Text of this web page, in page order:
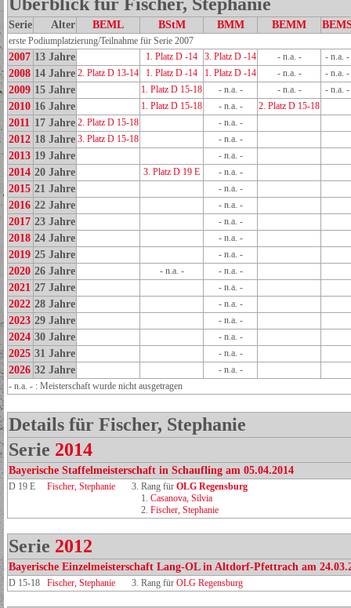
Serie Alter BEML BStM BMM BEMM
erste Podiumplatzierung/Teilnahme für Serie 2007
2007 13 Jahre 1. Platz D -14 3. Platz D -14 - n.a. - - n.a. -
2008 14 Jahre 2. Platz D 13-14 1. Platz D -14 1. Platz D -14 - n.a. - - n.a. -
2009 15 Jahre 1. Platz D 15-18 - n.a. - - n.a. - - n.a. -
2010 16 Jahre 1. Platz D 15-18 - n.a. - 2. Platz D 15-18
2011 17 Jahre 2. Platz D 15-18 - n.a. -
2012 18 Jahre 3. Platz D 15-18 - n.a. -
2013 19 Jahre - n.a. -
2014 20 Jahre 3. Platz D 19 E - n.a. -
2015 21 Jahre - n.a. -
2016 22 Jahre - n.a. -
2017 23 Jahre - n.a. -
2018 24 Jahre - n.a. -
2019 25 Jahre - n.a. -
2020 26 Jahre - n.a. - - n.a. -
2021 27 Jahre - n.a. -
2022 28 Jahre - n.a. -
2023 29 Jahre - n.a. -
2024 30 Jahre - n.a. -
2025 31 Jahre - n.a. -
2026 32 Jahre
- n.a. -
- n.a. - : Meisterschaft wurde nicht ausgetragen
Details für Fischer, Stephanie
Serie 2014
Bayerische Staffelmeisterschaft in Schaufling am 05.04.2014
D 19 E Fischer, Stephanie 3. Rang für OLG Regensburg
1. Casanova, Silvia
2. Fischer, Stephanie
Serie 2012
Bayerische Einzelmeisterschaft Lang-OL in Altdorf-Pfettrach am
D 15-18 Fischer, Stephanie 3. Rang für OLG Regensburg